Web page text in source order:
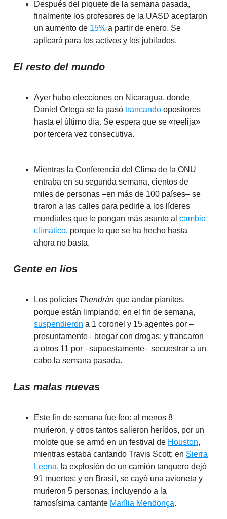
Después del piquete de la semana pasada,
finalmente los profesores de la UASD aceptaron
un aumento de 15% a partir de enero. Se
aplicará para los activos y los jubilados.
El resto del mundo
Ayer hubo elecciones en Nicaragua, donde
Daniel Ortega se la pasó trancando opositores
hasta el último día. Se espera que se «reelija»
por tercera vez consecutiva.
Mientras la Conferencia del Clima de la ONU
entraba en su segunda semana, cientos de
miles de personas –en más de 100 países– se
tiraron a las calles para pedirle a los líderes
mundiales que le pongan más asunto al cambio
climático, porque lo que se ha hecho hasta
ahora no basta.
Gente en líos
Los policías Thendrán que andar pianitos,
porque están limpiando: en el fin de semana,
suspendieron a 1 coronel y 15 agentes por –
presuntamente– bregar con drogas; y trancaron
a otros 11 por –supuestamente– secuestrar a un
cabo la semana pasada.
Las malas nuevas
Este fin de semana fue feo: al menos 8
murieron, y otros tantos salieron heridos, por un
molote que se armó en un festival de Houston,
mientras estaba cantando Travis Scott; en Sierra
Leona, la explosión de un camión tanquero dejó
91 muertos; y en Brasil, se cayó una avioneta y
murieron 5 personas, incluyendo a la
famosísima cantante Marília Mendonça.